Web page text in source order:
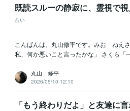
既読スルーの静寂に、霊視で
占い
こんばんは。丸山修平です。みお「ね
私、何か悪いこと言ったかな」 さくら
丸山 修平
2026/05/10 12:10
「もう終わりだよ」と友達に